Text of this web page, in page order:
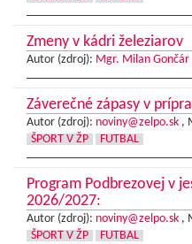
Zmeny v kádri železiarov
Autor (zdroj): Mgr. Milan Gončár
Záverečné zápasy v
Autor (zdroj): noviny@zelpo.sk ,
ŠPORT V ŽP
FUTBAL
Program Podbrezovej v
2026/2027:
Autor (zdroj): noviny@zelpo.sk ,
ŠPORT V ŽP
FUTBAL